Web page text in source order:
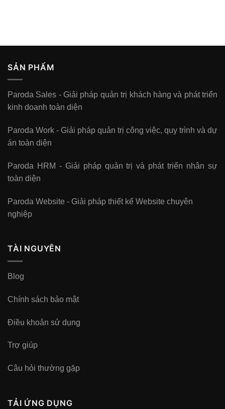
SẢN PHẨM
Paroda Sales - Giải pháp quản trị khách hàng và phát triển
kinh doanh toàn diện
Paroda Work - Giải pháp quản trị công việc, quy trình và dự
án toàn diện
Paroda HRM - Giải pháp quản trị và phát triển nhân sự
toàn diện
Paroda Website - Giải pháp thiết kế Website chuyên
nghiệp
TÀI NGUYÊN
Blog
Chính sách bảo mật
Điều khoản sử dụng
Trợ giúp
Câu hỏi thường gặp
TẢI ỨNG DỤNG